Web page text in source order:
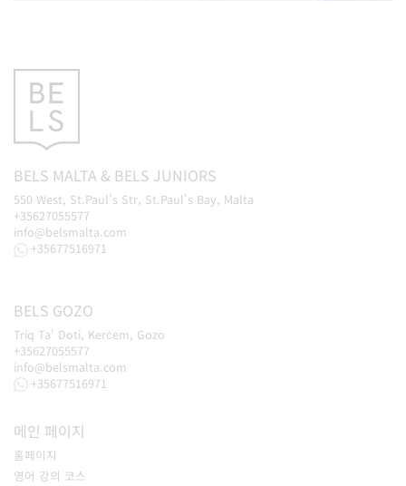
BELS MALTA & BELS JUNIORS
550 West, St.Paul's Str, St.Paul's Bay, Malta
+35627055577
info@belsmalta.com
+35677516971
BELS GOZO
Triq Ta' Doti, Kerċem, Gozo
+35627055577
info@belsmalta.com
+35677516971
메인 페이지
홈페이지
영어 강의 코스